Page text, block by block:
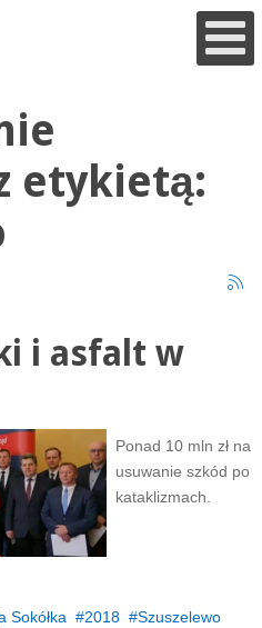
etykietą:
i asfalt w
Ponad 10 mln zł na
usuwanie szkód po
kataklizmach.
Sokółka 2018
Szuszelewo